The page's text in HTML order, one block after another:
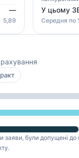
—
5,89
У цьому
Середня по
заяви, були допущені